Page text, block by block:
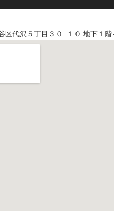
区代沢５丁目３０−１０ 地下１